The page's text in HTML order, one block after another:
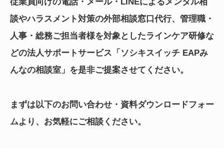
従業員向けの電話・メール・LINEによるメンタル相
談やハラスメント対策の外部相談窓口代行、管理職・
人事・総務ご担当者様を対象としたラインケア研修な
どの法人サポートサービス「ソシキスイッチ EAPみ
んなの相談室」を是非ご提案させてください。
まずは以下のお問い合わせ・資料ダウンロードフォー
ムより、お気軽にご相談ください。